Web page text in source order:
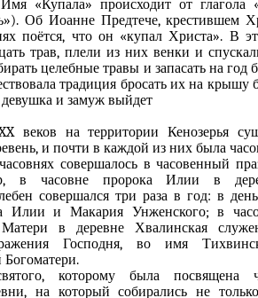
«Купала» происходит от глагола
Об Иоанне Предтече, крестившем
поётся, что он «купал Христа». В
трав, плели из них венки и
целебные травы и запасать на год
традиция бросать их на крышу
девушка и замуж выйдет
веков на территории Кенозерья
и почти в каждой из них была
совершалось в часовенный
в часовне пророка Илии в
совершался три раза в год: в
Илии и Макария Унженского; в
в деревне Хвалинская
Господня, во имя
Богоматери.
которому была посвящена
на который собирались не